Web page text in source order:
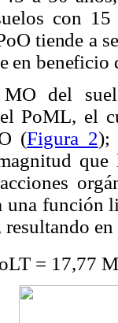
con
tiende a
en beneficio
del
PoML, el
(Figura 2);
una función
= 17,77